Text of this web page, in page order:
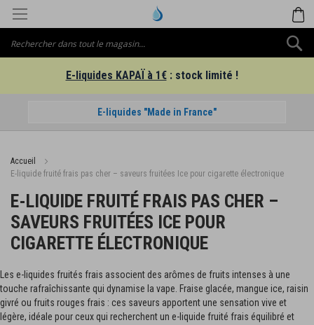
Aller
E-liquides KAPAÏ à 1€ : stock limité !
E-liquides "Made in France"
Accueil
E-liquide fruité frais pas cher – saveurs fruitées Ice pour cigarette électronique
E-LIQUIDE FRUITÉ FRAIS PAS CHER –
SAVEURS FRUITÉES ICE POUR
CIGARETTE ÉLECTRONIQUE
Les e-liquides fruités frais associent des arômes de fruits intenses à une
touche rafraîchissante qui dynamise la vape. Fraise glacée, mangue ice, raisin
givré ou fruits rouges frais : ces saveurs apportent une sensation vive et
légère, idéale pour ceux qui recherchent un e-liquide fruité frais équilibré et